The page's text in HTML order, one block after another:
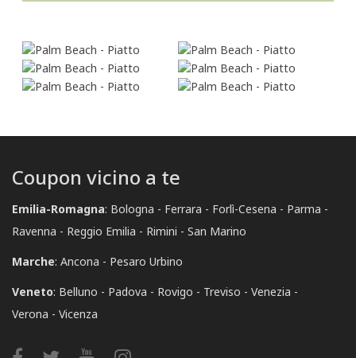
Coupon vicino a te
Emilia-Romagna: Bologna Ferrara Forlì-Cesena
Parma
Ravenna
Reggio Emilia Rimini
San Marino
Marche: Ancona
Pesaro Urbino
Veneto: Belluno Padova Rovigo Treviso
Venezia
Verona
Vicenza